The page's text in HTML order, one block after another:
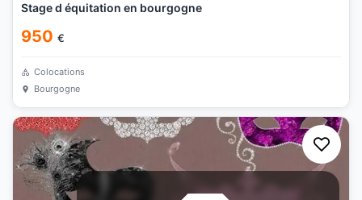
Stage d équitation en bourgogne
950 €
Colocations
Bourgogne